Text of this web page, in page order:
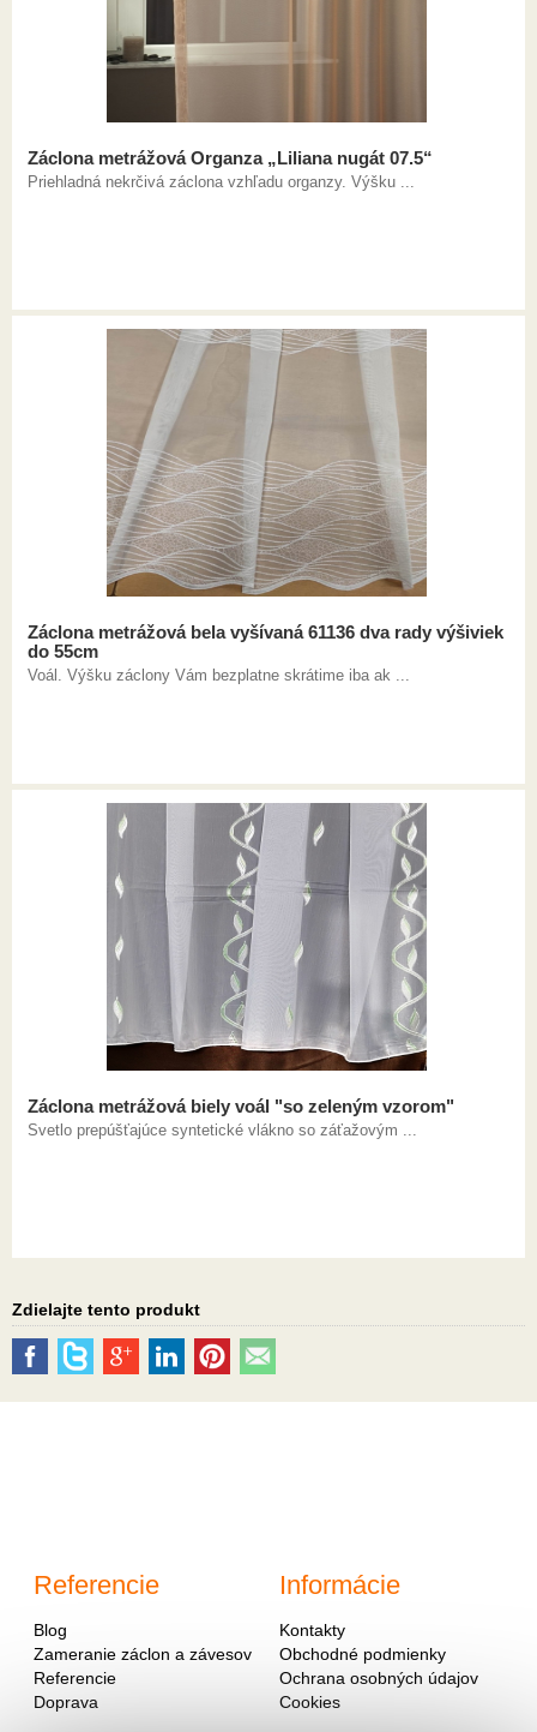
Záclona metrážová Organza „Liliana nugát 07.5“
Priehladná nekrčivá záclona vzhľadu organzy. Výšku ...
Záclona metrážová bela vyšívaná 61136 dva rady výšiviek
do 55cm
Voál. Výšku záclony Vám bezplatne skrátime iba ak ...
Záclona metrážová biely voál "so zeleným vzorom"
Svetlo prepúšťajúce syntetické vlákno so záťažovým ...
Zdielajte tento produkt
Referencie
Blog
Zameranie záclon a závesov
Referencie
Doprava
Informácie
Kontakty
Obchodné podmienky
Ochrana osobných údajov
Cookies